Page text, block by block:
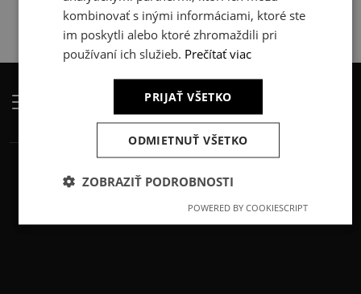
kombinovať s inými informáciami, ktoré ste
im poskytli alebo ktoré zhromaždili pri
používaní ich služieb. Prečítať viac
PRIJAŤ VŠETKO
ODMIETNUŤ VŠETKO
ZOBRAZIŤ PODROBNOSTI
POWERED BY COOKIESCRIPT